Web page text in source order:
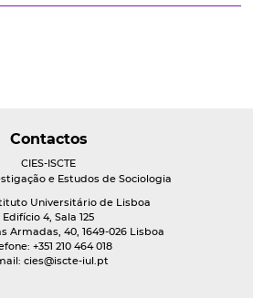
Contactos
CIES-ISCTE
e Estudos de Sociologia
Universitário de Lisboa
Edifício 4, Sala 125
Armadas, 40, 1649-026 Lisboa
+351 210 464 018
cies@iscte-iul.pt